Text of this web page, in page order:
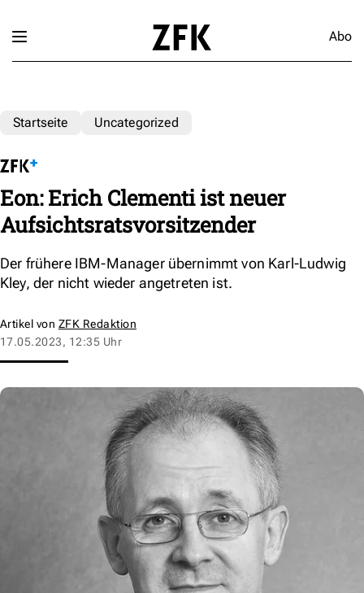
Abo
Startseite Uncategorized
Eon: Erich Clementi ist neuer
Aufsichtsratsvorsitzender
Der frühere IBM-Manager übernimmt von Karl-Ludwig
Kley, der nicht wieder angetreten ist.
Artikel von ZFK Redaktion
17.05.2023, 12:35 Uhr